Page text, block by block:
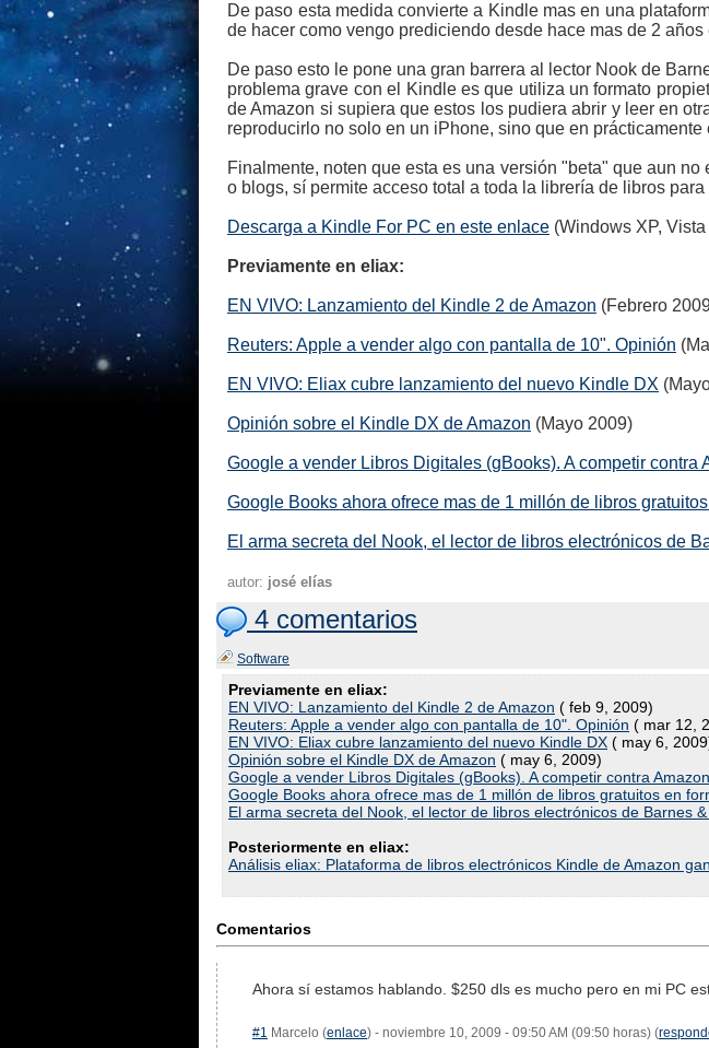
De paso esta medida convierte a Kindle mas en una
de hacer como vengo prediciendo desde hace mas de 2
De paso esto le pone una gran barrera al lector Nook de
problema grave con el Kindle es que utiliza un formato
de Amazon si supiera que estos los pudiera abrir y leer en
reproducirlo no solo en un iPhone, sino que en
Finalmente, noten que esta es una versión "beta" que aun
o blogs, sí permite acceso total a toda la librería de libros para
Descarga a Kindle For PC en este enlace (Windows XP, Vista
Previamente en eliax:
EN VIVO: Lanzamiento del Kindle 2 de Amazon (Febrero
Reuters: Apple a vender algo con pantalla de 10". Opinión
EN VIVO: Eliax cubre lanzamiento del nuevo Kindle DX
Opinión sobre el Kindle DX de Amazon (Mayo 2009)
Google a vender Libros Digitales (gBooks). A competir contra
Google Books ahora ofrece mas de 1 millón de libros
El arma secreta del Nook, el lector de libros electrónicos de
autor: josé elías
4 comentarios
Software
Previamente en eliax:
EN VIVO: Lanzamiento del Kindle 2 de Amazon ( feb 9, 2009)
Reuters: Apple a vender algo con pantalla de 10". Opinión ( mar 12,
EN VIVO: Eliax cubre lanzamiento del nuevo Kindle DX ( may 6,
Opinión sobre el Kindle DX de Amazon ( may 6, 2009)
Google a vender Libros Digitales (gBooks). A competir contra
Google Books ahora ofrece mas de 1 millón de libros gratuitos en
El arma secreta del Nook, el lector de libros electrónicos de Barnes
Posteriormente en eliax:
Análisis eliax: Plataforma de libros electrónicos Kindle de Amazon
Comentarios
Ahora sí estamos hablando. $250 dls es mucho pero en mi PC
#1 Marcelo (enlace) - noviembre 10, 2009 - 09:50 AM (09:50 horas) (